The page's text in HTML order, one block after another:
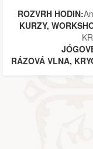
ROZVRH HODIN:
KURZY,
RÁZOVÁ VLNA,